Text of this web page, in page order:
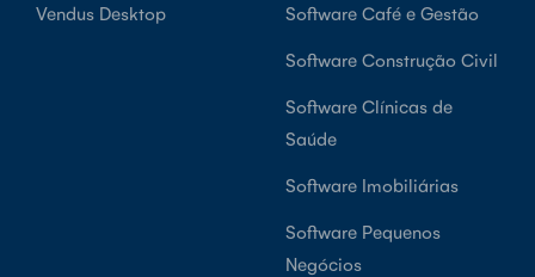
Vendus Desktop Software Café e Gestão
Software Construção Civil
Software Clínicas de
Saúde
Software Imobiliárias
Software Pequenos
Negócios